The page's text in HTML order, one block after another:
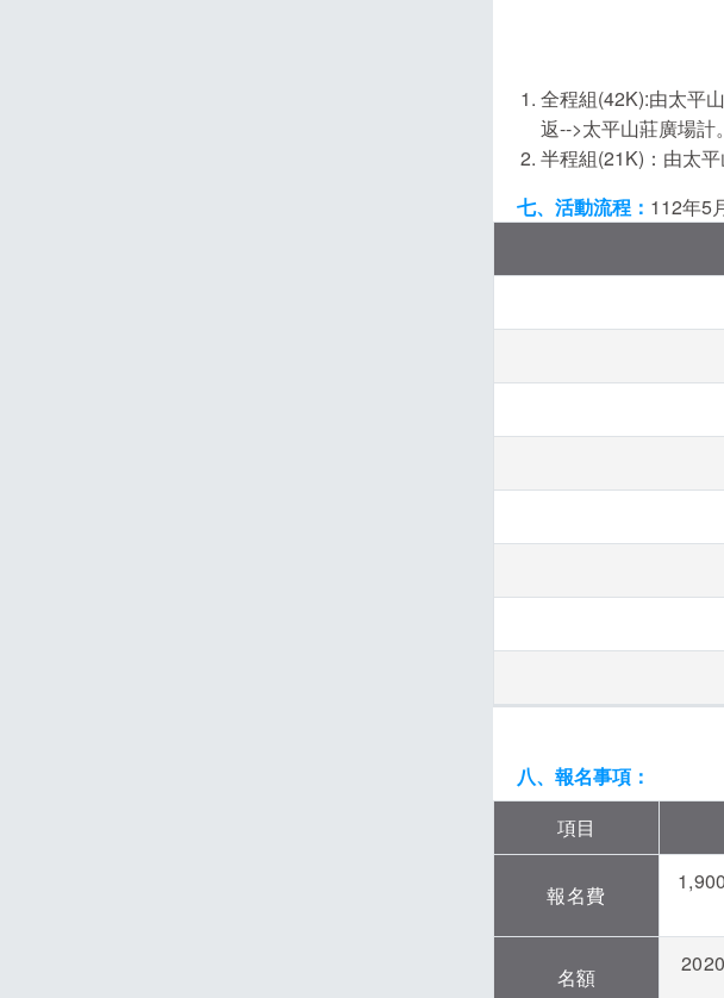
全程組(42K):由太平
返-->太平山莊廣場計
半程組(21K)：由太
七、活動流程 ： 112年5
八、報名事項 ：
項目
報名費
名額